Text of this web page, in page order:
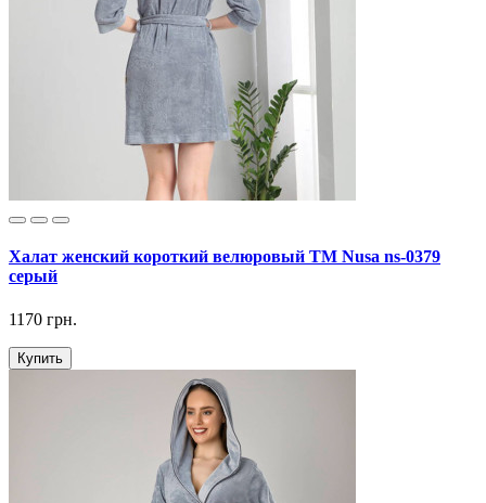
Халат женский короткий велюровый ТМ Nusa ns-0379
серый
1170 грн.
Купить